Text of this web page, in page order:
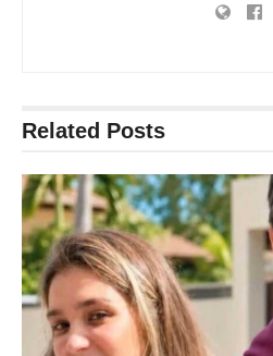
Related Posts